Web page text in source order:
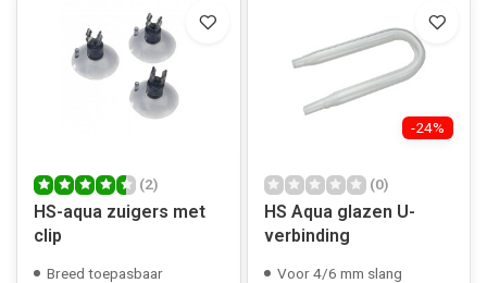
(2)
HS-aqua zuigers met
clip
Breed toepasbaar
-24%
(0)
HS Aqua glazen U-
verbinding
Voor 4/6 mm slang